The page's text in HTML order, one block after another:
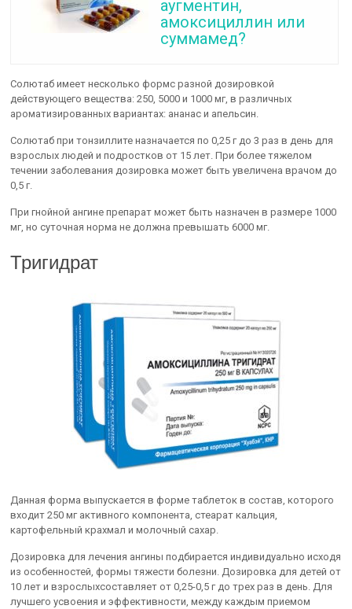
аугментин,
амоксициллин или
суммамед?
Солютаб имеет несколько формс разной дозировкой
действующего вещества: 250, 5000 и 1000 мг, в различных
ароматизированных вариантах: ананас и апельсин.
Солютаб при тонзиллите назначается по 0,25 г до 3 раз в день для
взрослых людей и подростков от 15 лет. При более тяжелом
течении заболевания дозировка может быть увеличена врачом до
0,5 г.
При гнойной ангине препарат может быть назначен в размере 1000
мг, но суточная норма не должна превышать 6000 мг.
Тригидрат
Данная форма выпускается в форме таблеток в состав, которого
входит 250 мг активного компонента, стеарат кальция,
картофельный крахмал и молочный сахар.
Дозировка для лечения ангины подбирается индивидуально исходя
из особенностей, формы тяжести болезни. Дозировка для детей от
10 лет и взрослыхсоставляет от 0,25-0,5 г до трех раз в день. Для
лучшего усвоения и эффективности, между каждым приемом